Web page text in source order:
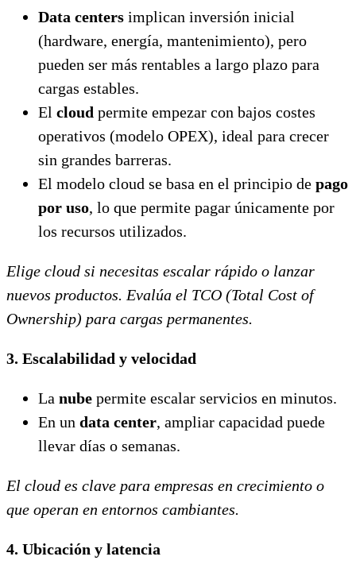
Data centers implican inversión inicial
(hardware, energía, mantenimiento), pero
pueden ser más rentables a largo plazo para
cargas estables.
El cloud permite empezar con bajos costes
operativos (modelo OPEX), ideal para crecer
sin grandes barreras.
El modelo cloud se basa en el principio de pago
por uso, lo que permite pagar únicamente por
los recursos utilizados.
Elige cloud si necesitas escalar rápido o lanzar
nuevos productos. Evalúa el TCO (Total Cost of
Ownership) para cargas permanentes.
3. Escalabilidad y velocidad
La nube permite escalar servicios en minutos.
En un data center, ampliar capacidad puede
llevar días o semanas.
El cloud es clave para empresas en crecimiento o
que operan en entornos cambiantes.
4. Ubicación y latencia